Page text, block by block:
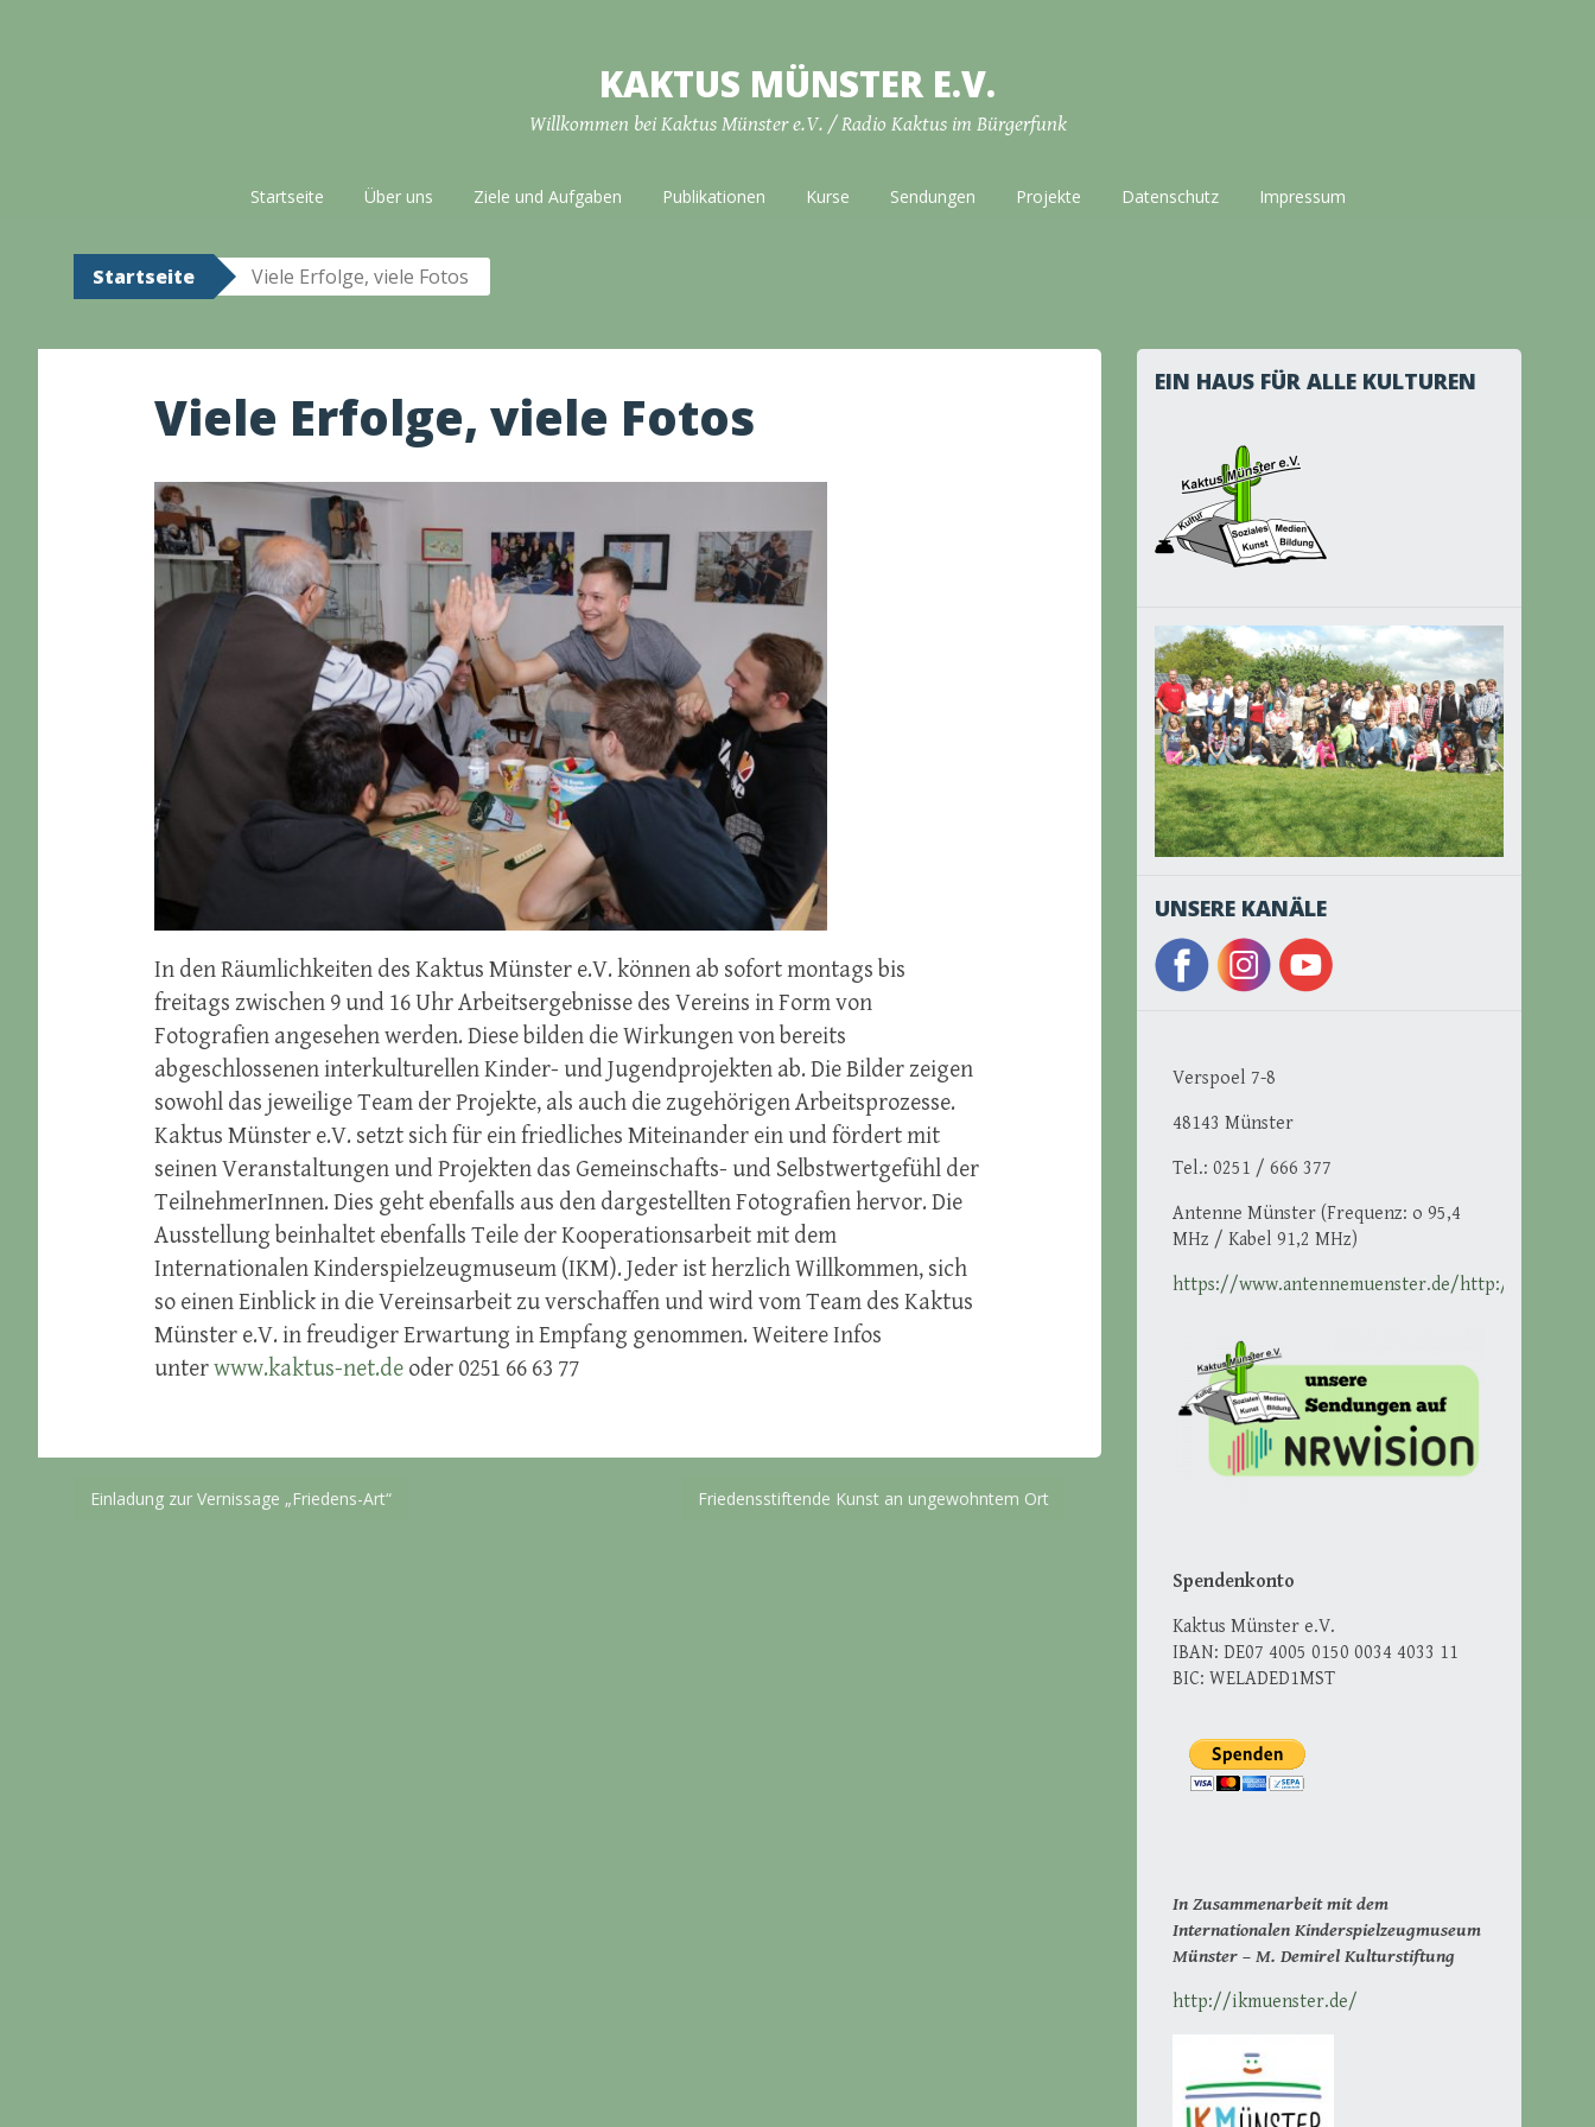
KAKTUS MÜNSTER E.V.
Willkommen bei Kaktus Münster e.V. / Radio Kaktus im Bürgerfunk
Startseite Über uns Ziele und Aufgaben Publikationen Kurse Sendungen Projekte Datenschutz Impressum
Startseite Viele Erfolge, viele Fotos
Viele Erfolge, viele Fotos
In den Räumlichkeiten des Kaktus Münster e.V. können ab sofort montags bis
freitags zwischen 9 und 16 Uhr Arbeitsergebnisse des Vereins in Form von
Fotografien angesehen werden. Diese bilden die Wirkungen von bereits
abgeschlossenen interkulturellen Kinder- und Jugendprojekten ab. Die Bilder zeigen
sowohl das jeweilige Team der Projekte, als auch die zugehörigen Arbeitsprozesse.
Kaktus Münster e.V. setzt sich für ein friedliches Miteinander ein und fördert mit
seinen Veranstaltungen und Projekten das Gemeinschafts- und Selbstwertgefühl der
TeilnehmerInnen. Dies geht ebenfalls aus den dargestellten Fotografien hervor. Die
Ausstellung beinhaltet ebenfalls Teile der Kooperationsarbeit mit dem
Internationalen Kinderspielzeugmuseum (IKM). Jeder ist herzlich Willkommen, sich
so einen Einblick in die Vereinsarbeit zu verschaffen und wird vom Team des Kaktus
Münster e.V. in freudiger Erwartung in Empfang genommen. Weitere Infos
unterwww.kaktus-net.de oder 0251 66 63 77
Beitragsnavigation
Einladung zur Vernissage „Friedens-Art“ Friedensstiftende Kunst an ungewohntem Ort
EIN HAUS FÜR ALLE KULTUREN
UNSERE KANÄLE
Verspoel 7-8
48143 Münster
Tel.: 0251 / 666 377
Antenne Münster (Frequenz: o 95,4
MHz / Kabel 91,2 MHz)
https://www.antennemuenster.de/http://
Spendenkonto
Kaktus Münster e.V.
IBAN: DE07 4005 0150 0034 4033 11
BIC: WELADED1MST
In Zusammenarbeit mit dem
Internationalen Kinderspielzeugmuseum
Münster – M. Demirel Kulturstiftung
http://ikmuenster.de/